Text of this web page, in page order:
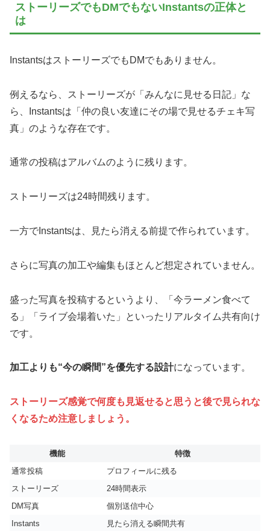
ストーリーズでもDMでもないInstantsの正体と
は
InstantsはストーリーズでもDMでもありません。
例えるなら、ストーリーズが「みんなに見せる日記」な
ら、Instantsは「仲の良い友達にその場で見せるチェキ写
真」のような存在です。
通常の投稿はアルバムのように残ります。
ストーリーズは24時間残ります。
一方でInstantsは、見たら消える前提で作られています。
さらに写真の加工や編集もほとんど想定されていません。
盛った写真を投稿するというより、「今ラーメン食べて
る」「ライブ会場着いた」といったリアルタイム共有向け
です。
加工よりも“今の瞬間”を優先する設計になっています。
ストーリーズ感覚で何度も見返せると思うと後で見られな
くなるため注意しましょう。
機能
特徴
通常投稿
プロフィールに残る
ストーリーズ
24時間表示
DM写真
個別送信中心
Instants
見たら消える瞬間共有